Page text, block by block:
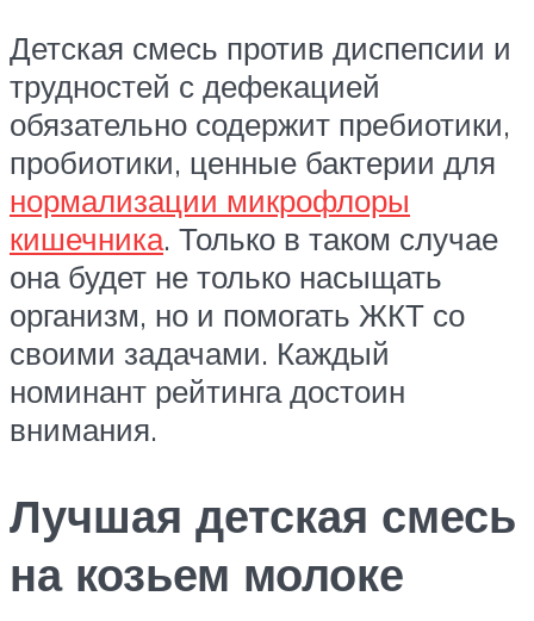
Детская смесь против диспепсии и
трудностей с дефекацией
обязательно содержит пребиотики,
пробиотики, ценные бактерии для
нормализации микрофлоры
кишечника. Только в таком случае
она будет не только насыщать
организм, но и помогать ЖКТ со
своими задачами. Каждый
номинант рейтинга достоин
внимания.
Лучшая детская смесь
на козьем молоке